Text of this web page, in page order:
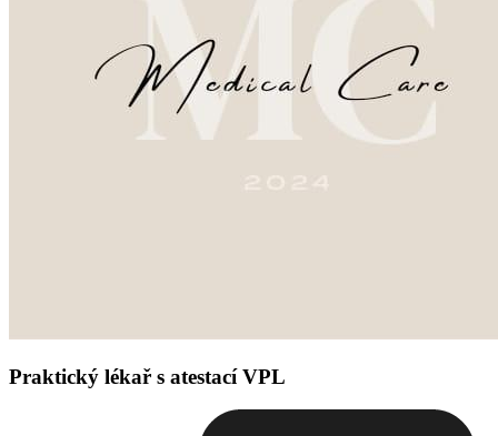
Praktický lékař s atestací VPL